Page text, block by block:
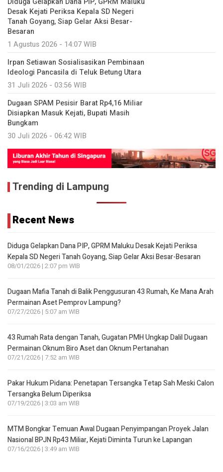
Desak Kejati Periksa Kepala SD Negeri
Tanah Goyang, Siap Gelar Aksi Besar-
Besaran
1 Agustus 2026 - 14:07 WIB
Irpan Setiawan Sosialisasikan Pembinaan
Ideologi Pancasila di Teluk Betung Utara
31 Juli 2026 - 03:56 WIB
Dugaan SPAM Pesisir Barat Rp4,16 Miliar
Disiapkan Masuk Kejati, Bupati Masih
Bungkam
30 Juli 2026 - 06:42 WIB
Trending di Lampung
Recent News
Diduga Gelapkan Dana PIP, GPRM Maluku Desak Kejati Periksa
Kepala SD Negeri Tanah Goyang, Siap Gelar Aksi Besar-Besaran
08/01/2026 | 2:07 pm WIB
Dugaan Mafia Tanah di Balik Penggusuran 43 Rumah, Ke Mana Arah
Permainan Aset Pemprov Lampung?
07/27/2026 | 5:07 am WIB
43 Rumah Rata dengan Tanah, Gugatan PMH Ungkap Dalil Dugaan
Permainan Oknum Biro Aset dan Oknum Pertanahan
07/21/2026 | 7:52 am WIB
Pakar Hukum Pidana: Penetapan Tersangka Tetap Sah Meski Calon
Tersangka Belum Diperiksa
07/19/2026 | 3:03 am WIB
MTM Bongkar Temuan Awal Dugaan Penyimpangan Proyek Jalan
Nasional BPJN Rp43 Miliar, Kejati Diminta Turun ke Lapangan
07/16/2026 | 3:49 am WIB